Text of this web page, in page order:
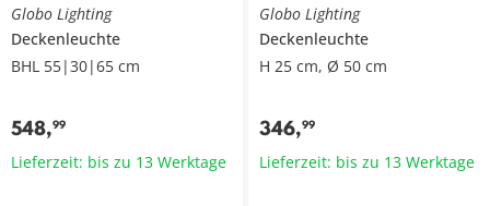
Globo Lighting
Deckenleuchte
BHL 55|30|65 cm
548,99
Lieferzeit: bis zu 13 Werktage
Globo Lighting
Deckenleuchte
H 25 cm, Ø 50 cm
346,99
Lieferzeit: bis zu 13 Werktage